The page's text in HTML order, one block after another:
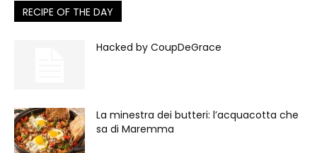
RECIPE OF THE DAY
Hacked by CoupDeGrace
La minestra dei butteri: l’acquacotta che
sa di Maremma